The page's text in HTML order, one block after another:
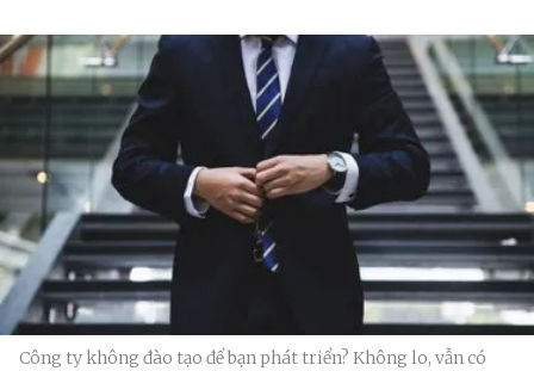
Công ty không đào tạo để bạn phát triển? Không lo, vẫn có